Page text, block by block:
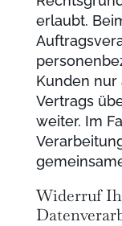
erlaubt.
Kunden nur
Vertrags
weiter. Im
Widerruf